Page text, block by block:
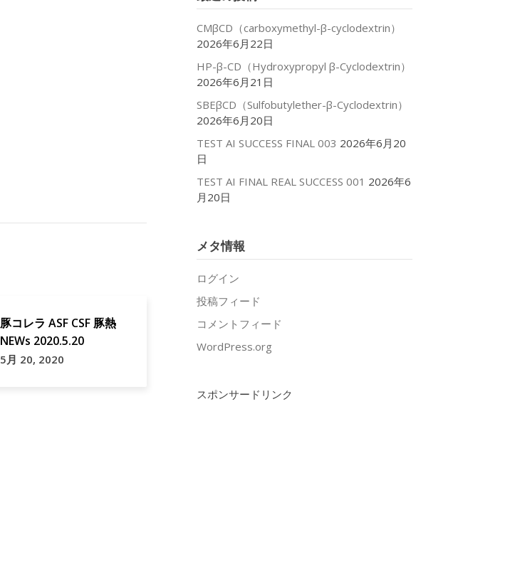
豚コレラ ASF CSF 豚熱
NEWs 2020.5.20
5月 20, 2020
CMβCD（carboxymethyl-β-cyclodextrin）
2026年6月22日
HP-β-CD（Hydroxypropyl β-Cyclodextrin）
2026年6月21日
SBEβCD（Sulfobutylether-β-Cyclodextrin）
2026年6月20日
TEST AI SUCCESS FINAL 003 2026年6月20
日
TEST AI FINAL REAL SUCCESS 001 2026年6
月20日
メタ情報
ログイン
投稿フィード
コメントフィード
WordPress.org
スポンサードリンク